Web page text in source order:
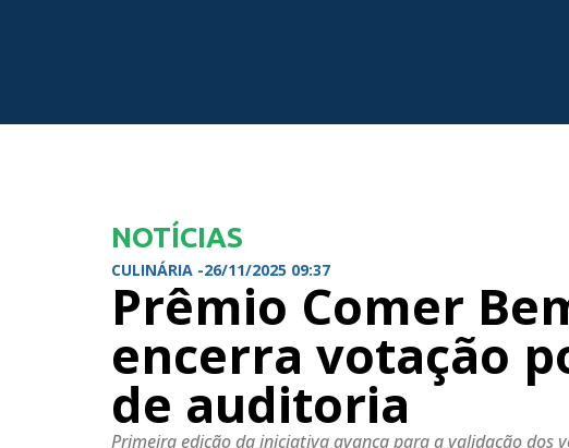
NOTÍCIAS
CULINÁRIA -26/11/2025 09:37
Prêmio Comer
encerra votação
de auditoria
Primeira edição da iniciativa avança para a validação dos